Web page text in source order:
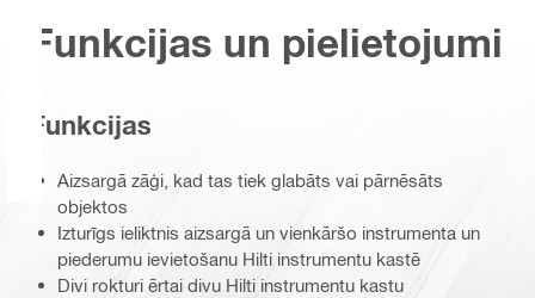
Funkcijas un pielietojumi
Funkcijas
Aizsargā zāģi, kad tas tiek glabāts vai pārnēsāts
objektos
Izturīgs ieliktnis aizsargā un vienkāršo instrumenta un
piederumu ievietošanu Hilti instrumentu kastē
Divi rokturi ērtai divu Hilti instrumentu kastu